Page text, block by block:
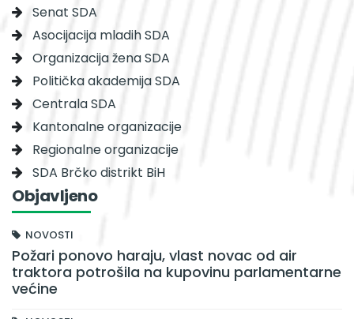
Senat SDA
Asocijacija mladih SDA
Organizacija žena SDA
Politička akademija SDA
Centrala SDA
Kantonalne organizacije
Regionalne organizacije
SDA Brčko distrikt BiH
Objavljeno
NOVOSTI
Požari ponovo haraju, vlast novac od air
traktora potrošila na kupovinu parlamentarne
većine